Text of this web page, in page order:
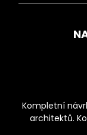
Kompletní
architektů.